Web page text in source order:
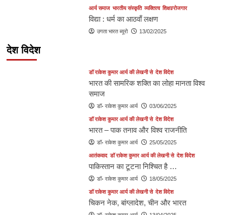
आर्य समाज भारतीय संस्कृति व्यक्तित्व शिक्षा/रोजगार
विद्या : धर्म का आठवाँ लक्षण
उगता भारत ब्यूरो 13/02/2025
देश विदेश
डॉ राकेश कुमार आर्य की लेखनी से देश विदेश
भारत की सामरिक शक्ति का लोहा मानता विश्व
समाज
डॉ॰ राकेश कुमार आर्य 03/06/2025
डॉ राकेश कुमार आर्य की लेखनी से देश विदेश
भारत – पाक तनाव और विश्व राजनीति
डॉ॰ राकेश कुमार आर्य 25/05/2025
आतंकवाद डॉ राकेश कुमार आर्य की लेखनी से देश विदेश
पाकिस्तान का टूटना निश्चित है …
डॉ॰ राकेश कुमार आर्य 18/05/2025
डॉ राकेश कुमार आर्य की लेखनी से देश विदेश
चिकन नेक, बांग्लादेश, चीन और भारत